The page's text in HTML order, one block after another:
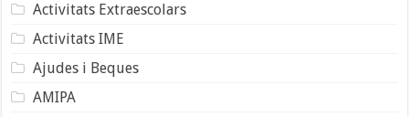
Activitats Extraescolars
Activitats IME
Ajudes i Beques
AMIPA